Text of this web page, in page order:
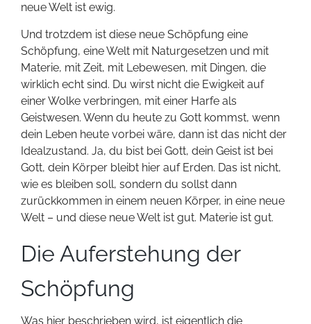
neue Welt ist ewig.
Und trotzdem ist diese neue Schöpfung eine
Schöpfung, eine Welt mit Naturgesetzen und mit
Materie, mit Zeit, mit Lebewesen, mit Dingen, die
wirklich echt sind. Du wirst nicht die Ewigkeit auf
einer Wolke verbringen, mit einer Harfe als
Geistwesen. Wenn du heute zu Gott kommst, wenn
dein Leben heute vorbei wäre, dann ist das nicht der
Idealzustand. Ja, du bist bei Gott, dein Geist ist bei
Gott, dein Körper bleibt hier auf Erden. Das ist nicht,
wie es bleiben soll, sondern du sollst dann
zurückkommen in einem neuen Körper, in eine neue
Welt – und diese neue Welt ist gut. Materie ist gut.
Die Auferstehung der
Schöpfung
Was hier beschrieben wird, ist eigentlich die